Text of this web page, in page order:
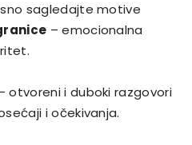
sagledajte motive
– emocionalna
otvoreni i duboki razgovori
i očekivanja.